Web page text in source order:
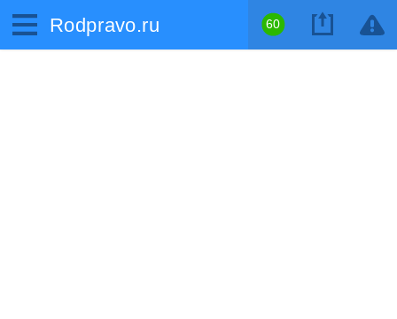
Rodpravo.ru 60